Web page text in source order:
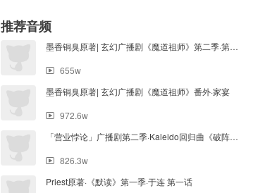
推荐音频
墨香铜臭原著| 玄幻广播剧《魔道祖师》第二季·第十一集
655w
墨香铜臭原著| 玄幻广播剧《魔道祖师》番外·家宴
972.6w
「营业悖论」广播剧第二季·Kaleido回归曲《破阵》纯享版·稚楚原著
826.3w
Priest原著·《默读》第一季·于连 第一话